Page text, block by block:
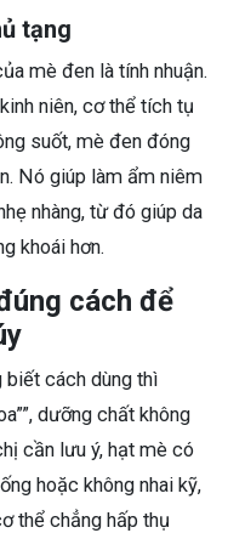
tạng
mè đen là tính nhuận.
niên, cơ thể tích tụ
suốt, mè đen đóng
Nó giúp làm ẩm niêm
nhàng, từ đó giúp da
khoái hơn.
cách để
biết cách dùng thì
dưỡng chất không
cần lưu ý, hạt mè có
hoặc không nhai kỹ,
thể chẳng hấp thụ